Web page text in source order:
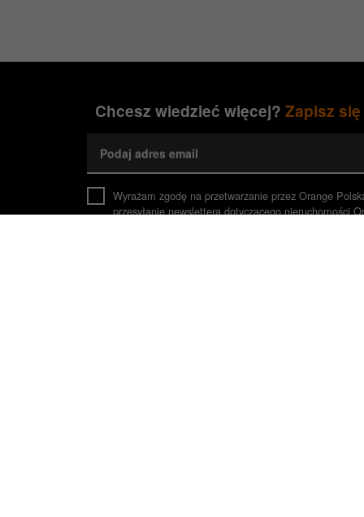
Chcesz wiedzieć więcej? Zapisz
Podaj adres email
Wyrażam zgodę na przetwarzanie przez Orange
przesyłanie newslettera dotyczącego nieruchomości